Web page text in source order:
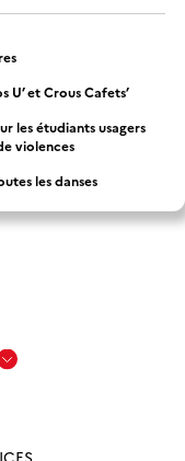
et Crous Cafets’
les étudiants usagers
violences
les danses